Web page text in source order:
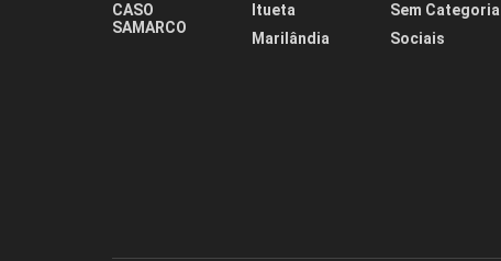
CASO
SAMARCO
Itueta
Marilândia
Sem Categoria
Sociais